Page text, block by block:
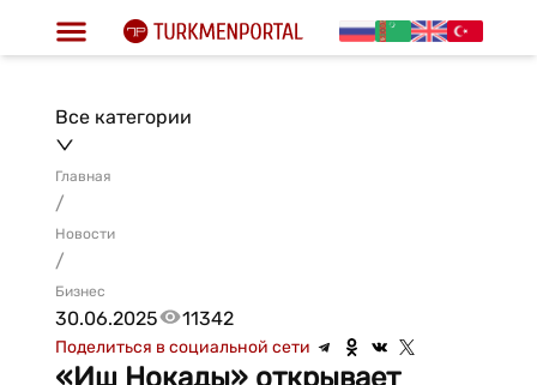
Все категории
Главная
/
Новости
/
Бизнес
30.06.2025 11342
Поделиться в социальной сети
«Иш Нокады» открывает